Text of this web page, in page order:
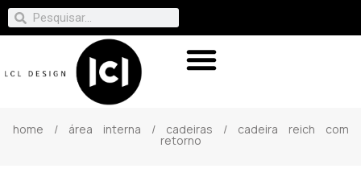
home / área interna / cadeiras / cadeira reich com
retorno